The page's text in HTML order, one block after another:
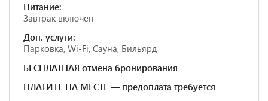
Питание:
Завтрак включен
Доп. услуги:
Парковка, Wi-Fi, Сауна, Бильярд
БЕСПЛАТНАЯ отмена бронирования
ПЛАТИТЕ НА МЕСТЕ — предоплата требуется